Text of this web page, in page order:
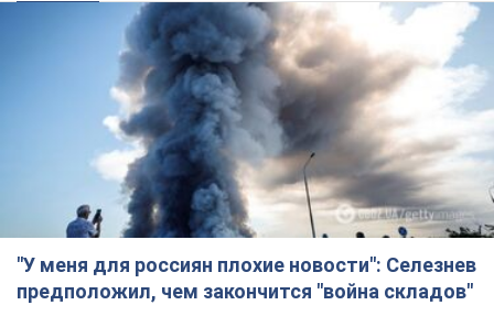
"У меня для россиян плохие новости": Селезнев
предположил, чем закончится "война складов"